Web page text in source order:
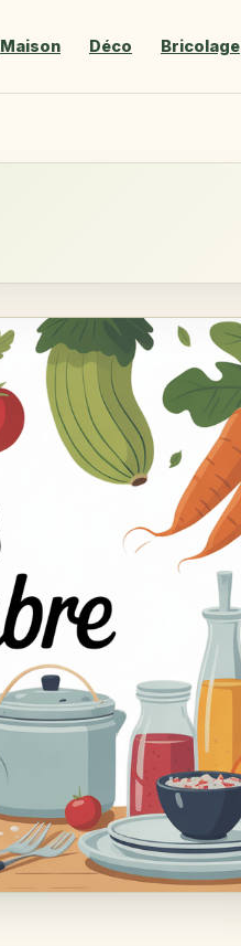
Maison Déco Bricolage